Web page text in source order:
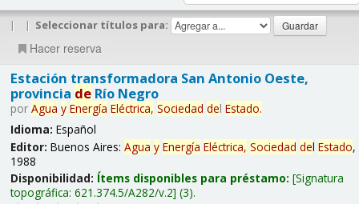
| | Seleccionar títulos para:
Hacer reserva
Estación transformadora San Antonio Oeste,
provincia deRío Negro
por Agua y Energía Eléctrica, Sociedad del Estado.
Idioma: Español
Editor: Buenos Aires: Agua y Energía Eléctrica, Sociedad del Estado,
1988
Disponibilidad: Ítems disponibles para préstamo: Signatura
topográfica: 621.374.5/A282/v.2 (3).